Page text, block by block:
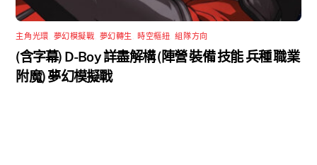
主角光環 夢幻模擬戰 夢幻轉生 ,時空樞紐 ,組隊方向
(含字幕) D-Boy 詳盡解構 (陣營 裝備 技能 兵種 職業
附魔) 夢幻模擬戰